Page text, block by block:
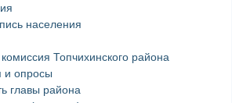
населения
Топчихинского района
и опросы
главы района